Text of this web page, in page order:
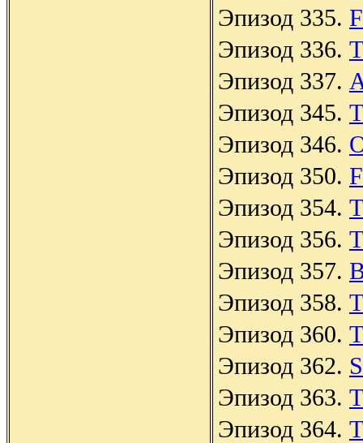
Эпизод 335.
Эпизод 336.
Эпизод 337.
Эпизод 345.
Эпизод 346.
Эпизод 350.
Эпизод 354.
Эпизод 356.
Эпизод 357.
Эпизод 358.
Эпизод 360.
Эпизод 362.
Эпизод 363.
Эпизод 364.